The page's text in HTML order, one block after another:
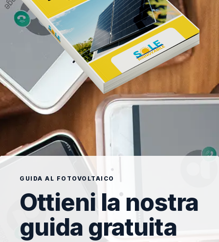
GUIDA AL FOTOVOLTAICO
Ottieni la nostra
guida gratuita